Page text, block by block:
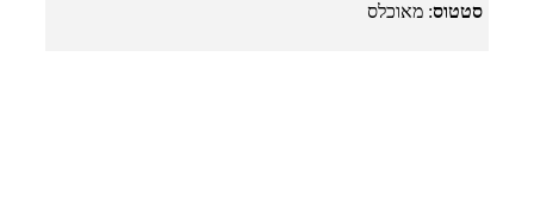
סטטוס: מאוכלס